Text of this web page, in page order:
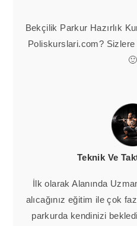
Bekçilik Parkur Hazırlık
Poliskurslari.com?
🙂
Teknik Ve
İlk olarak Alanında
alıcağınız eğitim ile çok
parkurda kendinizi